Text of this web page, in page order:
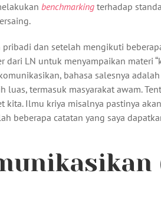
benchmarking terhadap
pribadi dan setelah mengikuti
dari LN untuk menyampaikan materi
bahasa salesnya
luas, termasuk masyarakat awam.
kita. Ilmu kriya misalnya pastinya
beberapa catatan yang saya